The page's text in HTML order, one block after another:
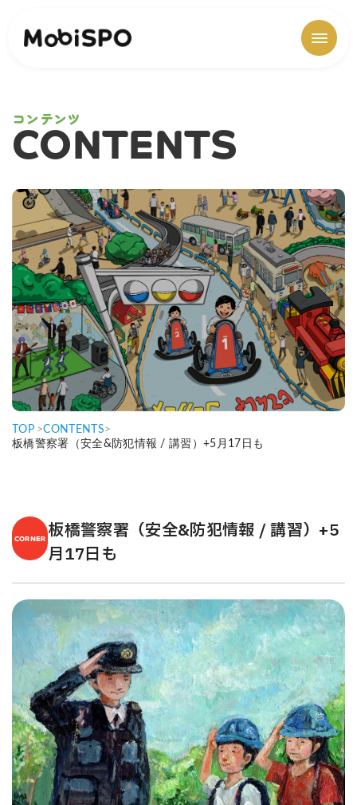
コンテンツ
CONTENTS
TOP >CONTENTS>
板橋警察署（安全&防犯情報 / 講習）+5月17日も
CORNER 板橋警察署（安全&防犯情報 / 講習）+5
月17日も